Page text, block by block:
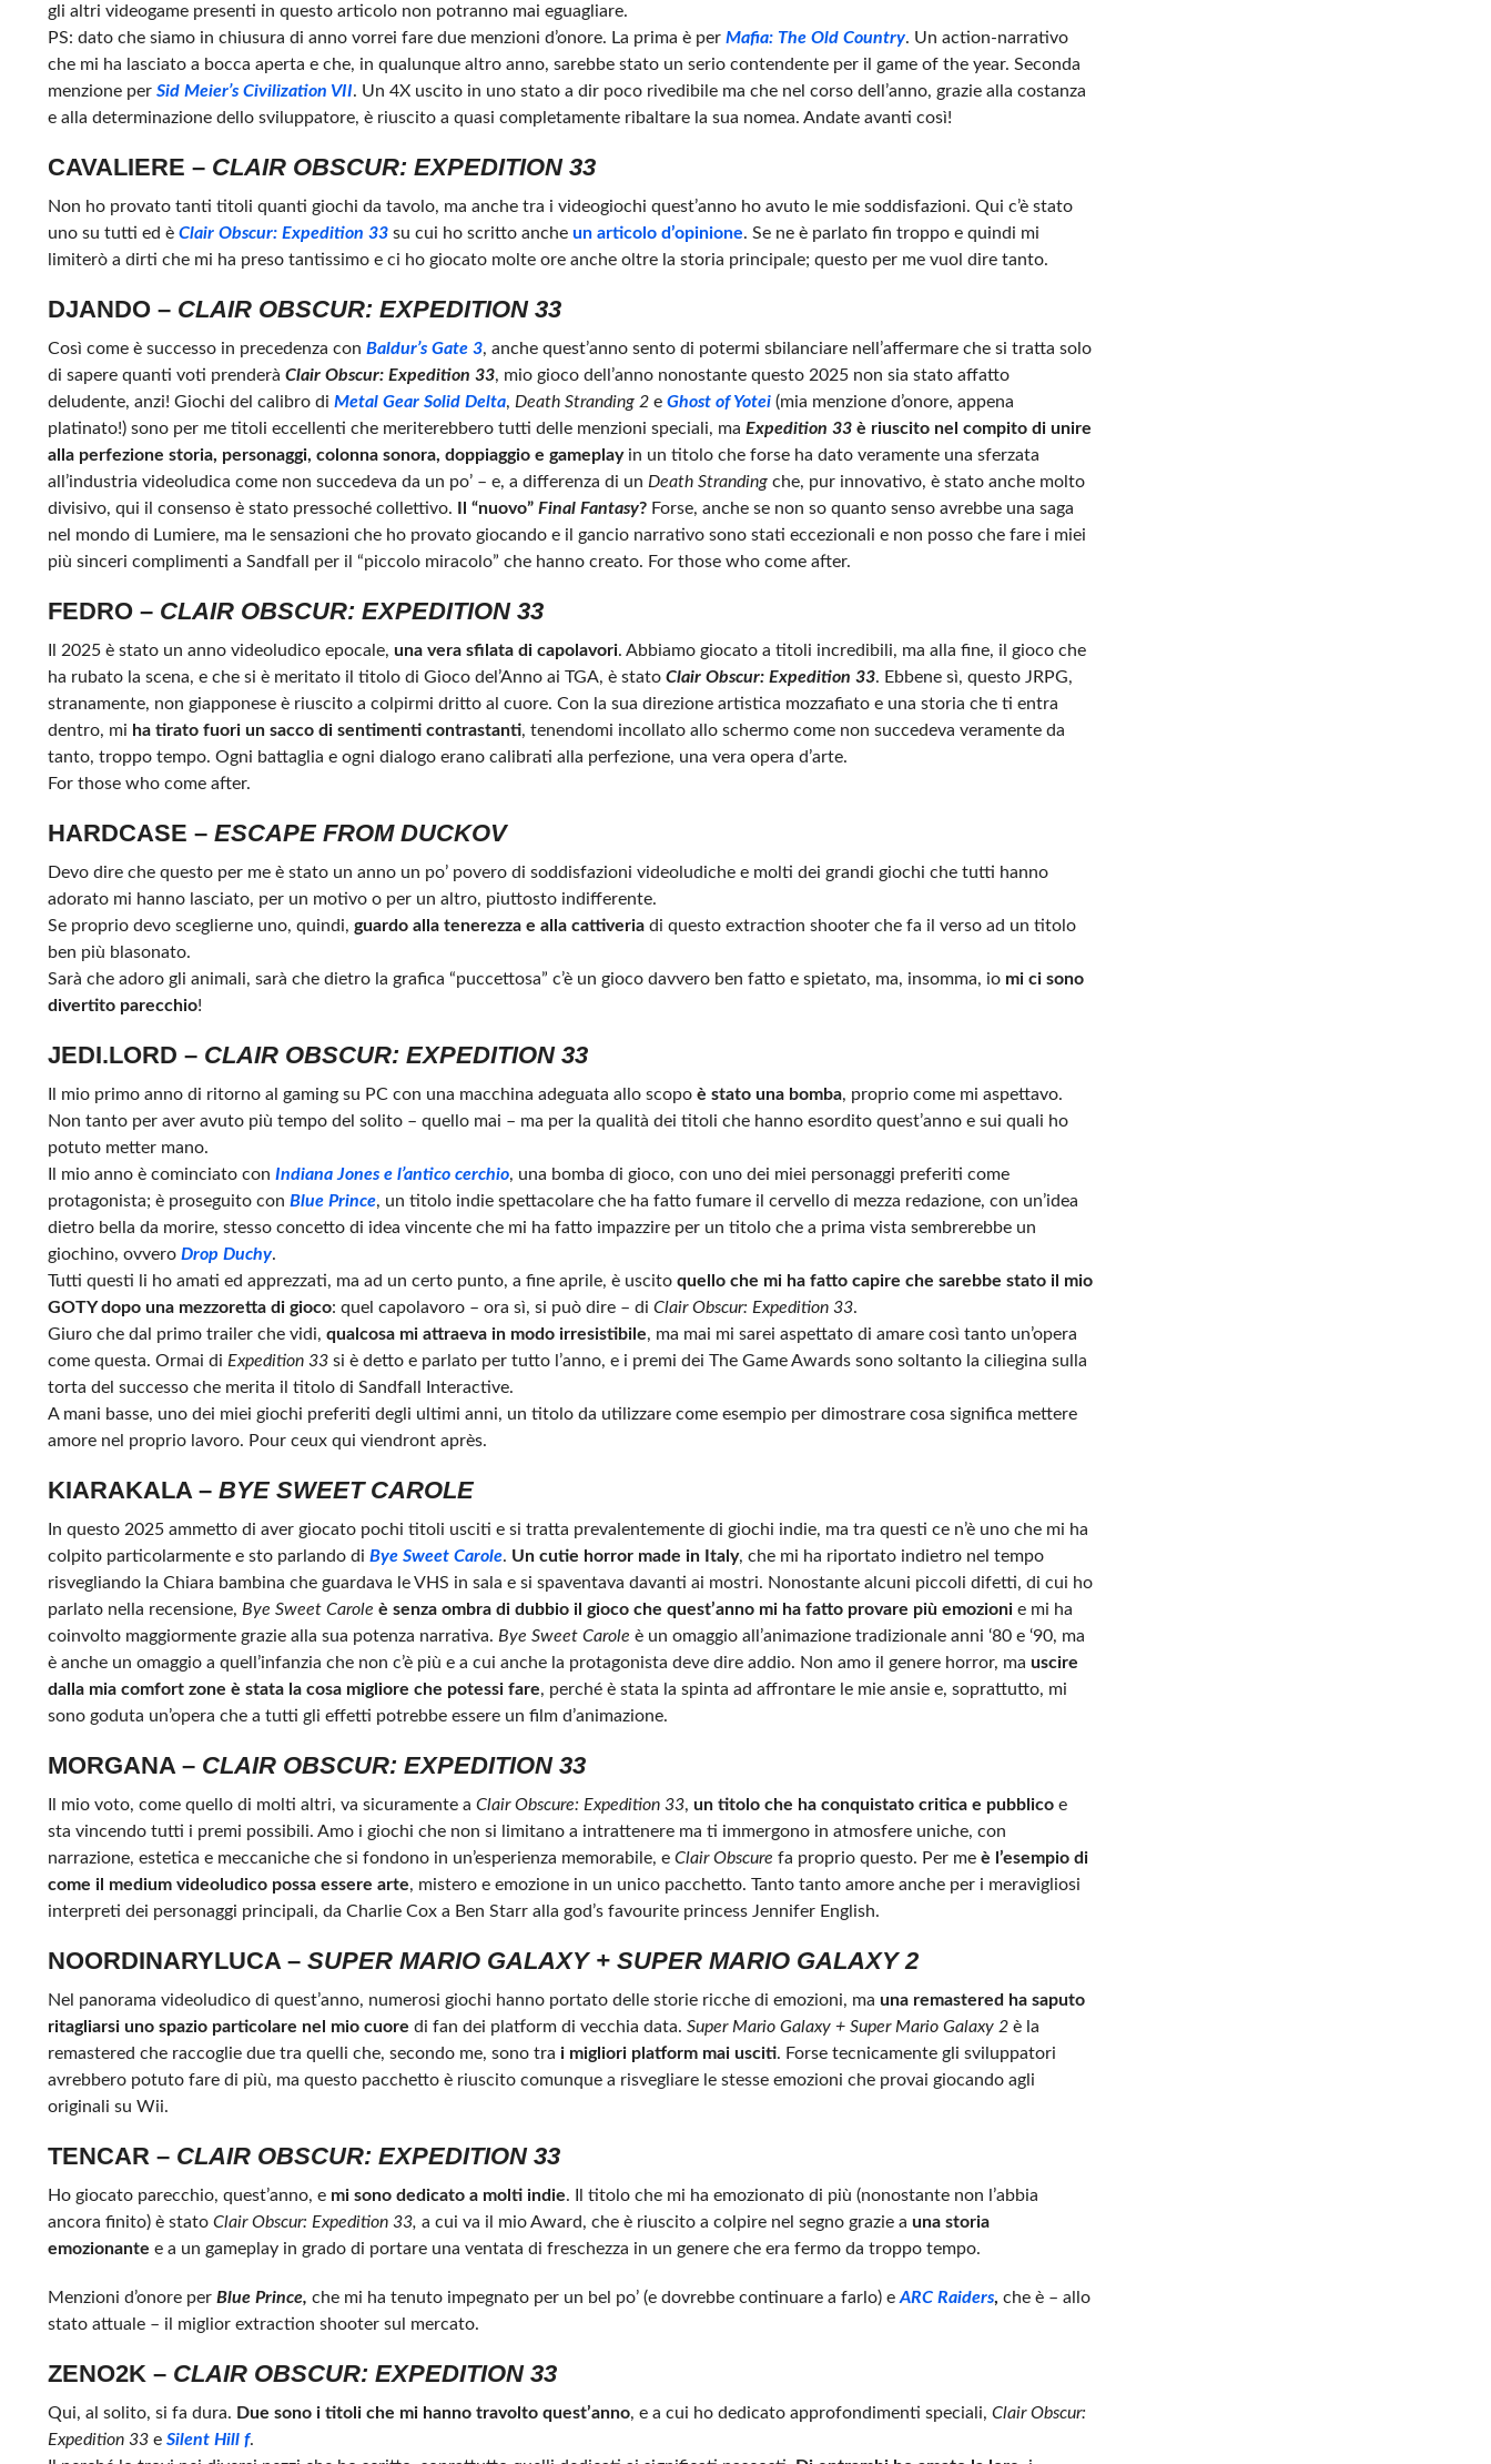
gli altri videogame presenti in questo articolo non potranno mai eguagliare.
PS: dato che siamo in chiusura di anno vorrei fare due menzioni d’onore. La prima è per Mafia: The Old Country. Un action-narrativo
che mi ha lasciato a bocca aperta e che, in qualunque altro anno, sarebbe stato un serio contendente per il game of the year. Seconda
menzione per Sid Meier’s Civilization VII. Un 4X uscito in uno stato a dir poco rivedibile ma che nel corso dell’anno, grazie alla costanza
e alla determinazione dello sviluppatore, è riuscito a quasi completamente ribaltare la sua nomea. Andate avanti così!
CAVALIERE – CLAIR OBSCUR: EXPEDITION 33
Non ho provato tanti titoli quanti giochi da tavolo, ma anche tra i videogiochi quest’anno ho avuto le mie soddisfazioni. Qui c’è stato
uno su tutti ed è Clair Obscur: Expedition 33su cui ho scritto anche un articolo d’opinione. Se ne è parlato fin troppo e quindi mi
limiterò a dirti che mi ha preso tantissimo e ci ho giocato molte ore anche oltre la storia principale; questo per me vuol dire tanto.
DJANDO – CLAIR OBSCUR: EXPEDITION 33
Così come è successo in precedenza con Baldur’s Gate 3, anche quest’anno sento di potermi sbilanciare nell’affermare che si tratta solo
di sapere quanti voti prenderà Clair Obscur: Expedition 33, mio gioco dell’anno nonostante questo 2025 non sia stato affatto
deludente, anzi! Giochi del calibro di Metal Gear Solid Delta, Death Stranding 2e Ghost of Yotei(mia menzione d’onore, appena
platinato!) sono per me titoli eccellenti che meriterebbero tutti delle menzioni speciali, ma Expedition 33è riuscito nel compito di unire
alla perfezione storia, personaggi, colonna sonora, doppiaggio e gameplayin un titolo che forse ha dato veramente una sferzata
all’industria videoludica come non succedeva da un po’ – e, a differenza di un Death Strandingche, pur innovativo, è stato anche molto
divisivo, qui il consenso è stato pressoché collettivo.
Il “nuovo” Final Fantasy?Forse, anche se non so quanto senso avrebbe una saga
nel mondo di Lumiere, ma le sensazioni che ho provato giocando e il gancio narrativo sono stati eccezionali e non posso che fare i miei
più sinceri complimenti a Sandfall per il “piccolo miracolo” che hanno creato. For those who come after.
FEDRO – CLAIR OBSCUR: EXPEDITION 33
Il 2025 è stato un anno videoludico epocale, una vera sfilata di capolavori. Abbiamo giocato a titoli incredibili, ma alla fine, il gioco che
ha rubato la scena, e che si è meritato il titolo di Gioco del’Anno ai TGA, è stato Clair Obscur: Expedition 33. Ebbene sì, questo JRPG,
stranamente, non giapponese è riuscito a colpirmi dritto al cuore. Con la sua direzione artistica mozzafiato e una storia che ti entra
dentro, mi ha tirato fuori un sacco di sentimenti contrastanti, tenendomi incollato allo schermo come non succedeva veramente da
tanto, troppo tempo. Ogni battaglia e ogni dialogo erano calibrati alla perfezione, una vera opera d’arte.
For those who come after.
HARDCASE – ESCAPE FROM DUCKOV
Devo dire che questo per me è stato un anno un po’ povero di soddisfazioni videoludiche e molti dei grandi giochi che tutti hanno
adorato mi hanno lasciato, per un motivo o per un altro, piuttosto indifferente.
Se proprio devo sceglierne uno, quindi, guardo alla tenerezza e alla cattiveriadi questo extraction shooter che fa il verso ad un titolo
ben più blasonato.
Sarà che adoro gli animali, sarà che dietro la grafica “puccettosa” c’è un gioco davvero ben fatto e spietato, ma, insomma, io mi ci sono
divertito parecchio!
JEDI.LORD – CLAIR OBSCUR: EXPEDITION 33
Il mio primo anno di ritorno al gaming su PC con una macchina adeguata allo scopo è stato una bomba, proprio come mi aspettavo.
Non tanto per aver avuto più tempo del solito – quello mai – ma per la qualità dei titoli che hanno esordito quest’anno e sui quali ho
potuto metter mano.
Il mio anno è cominciato con Indiana Jones e l’antico cerchio, una bomba di gioco, con uno dei miei personaggi preferiti come
protagonista; è proseguito con Blue Prince, un titolo indie spettacolare che ha fatto fumare il cervello di mezza redazione, con un’idea
dietro bella da morire, stesso concetto di idea vincente che mi ha fatto impazzire per un titolo che a prima vista sembrerebbe un
giochino, ovvero Drop Duchy.
Tutti questi li ho amati ed apprezzati, ma ad un certo punto, a fine aprile, è uscito quello che mi ha fatto capire che sarebbe stato il mio
GOTY dopo una mezzoretta di gioco: quel capolavoro – ora sì, si può dire – di Clair Obscur: Expedition 33.
Giuro che dal primo trailer che vidi, qualcosa mi attraeva in modo irresistibile, ma mai mi sarei aspettato di amare così tanto un’opera
come questa. Ormai di Expedition 33si è detto e parlato per tutto l’anno, e i premi dei The Game Awards sono soltanto la ciliegina sulla
torta del successo che merita il titolo di Sandfall Interactive.
A mani basse, uno dei miei giochi preferiti degli ultimi anni, un titolo da utilizzare come esempio per dimostrare cosa significa mettere
amore nel proprio lavoro. Pour ceux qui viendront après.
KIARAKALA – BYE SWEET CAROLE
In questo 2025 ammetto di aver giocato pochi titoli usciti e si tratta prevalentemente di giochi indie, ma tra questi ce n’è uno che mi ha
colpito particolarmente e sto parlando di Bye Sweet Carole. Un cutie horror made in Italy, che mi ha riportato indietro nel tempo
risvegliando la Chiara bambina che guardava le VHS in sala e si spaventava davanti ai mostri. Nonostante alcuni piccoli difetti, di cui ho
parlato nella recensione, Bye Sweet Carole è senza ombra di dubbio il gioco che quest’anno mi ha fatto provare più emozionie mi ha
coinvolto maggiormente grazie alla sua potenza narrativa. Bye Sweet Carole è un omaggio all’animazione tradizionale anni ‘80 e ‘90, ma
è anche un omaggio a quell’infanzia che non c’è più e a cui anche la protagonista deve dire addio. Non amo il genere horror, ma uscire
dalla mia comfort zone è stata la cosa migliore che potessi fare, perché è stata la spinta ad affrontare le mie ansie e, soprattutto, mi
sono goduta un’opera che a tutti gli effetti potrebbe essere un film d’animazione.
MORGANA – CLAIR OBSCUR: EXPEDITION 33
Il mio voto, come quello di molti altri, va sicuramente a Clair Obscure: Expedition 33, un titolo che ha conquistato critica e pubblicoe
sta vincendo tutti i premi possibili. Amo i giochi che non si limitano a intrattenere ma ti immergono in atmosfere uniche, con
narrazione, estetica e meccaniche che si fondono in un’esperienza memorabile, e Clair Obscure fa proprio questo. Per me è l’esempio di
come il medium videoludico possa essere arte, mistero e emozione in un unico pacchetto. Tanto tanto amore anche per i meravigliosi
interpreti dei personaggi principali, da Charlie Cox a Ben Starr alla god’s favourite princess Jennifer English.
NOORDINARYLUCA – SUPER MARIO GALAXY + SUPER MARIO GALAXY 2
Nel panorama videoludico di quest’anno, numerosi giochi hanno portato delle storie ricche di emozioni, ma una remastered ha saputo
ritagliarsi uno spazio particolare nel mio cuore di fan dei platform di vecchia data. Super Mario Galaxy + Super Mario Galaxy 2è la
remastered che raccoglie due tra quelli che, secondo me, sono tra i migliori platform mai usciti. Forse tecnicamente gli sviluppatori
avrebbero potuto fare di più, ma questo pacchetto è riuscito comunque a risvegliare le stesse emozioni che provai giocando agli
originali su Wii.
TENCAR – CLAIR OBSCUR: EXPEDITION 33
Ho giocato parecchio, quest’anno, e mi sono dedicato a molti indie. Il titolo che mi ha emozionato di più (nonostante non l’abbia
ancora finito) è stato Clair Obscur: Expedition 33, a cui va il mio Award, che è riuscito a colpire nel segno grazie a una storia
emozionante e a un gameplay in grado di portare una ventata di freschezza in un genere che era fermo da troppo tempo.
Menzioni d’onore per Blue Prince, che mi ha tenuto impegnato per un bel po’ (e dovrebbe continuare a farlo) e ARC Raiders, che è – allo
stato attuale – il miglior extraction shooter sul mercato.
ZENO2K – CLAIR OBSCUR: EXPEDITION 33
Qui, al solito, si fa dura. Due sono i titoli che mi hanno travolto quest’anno, e a cui ho dedicato approfondimenti speciali, Clair Obscur:
Expedition 33e Silent Hill f.